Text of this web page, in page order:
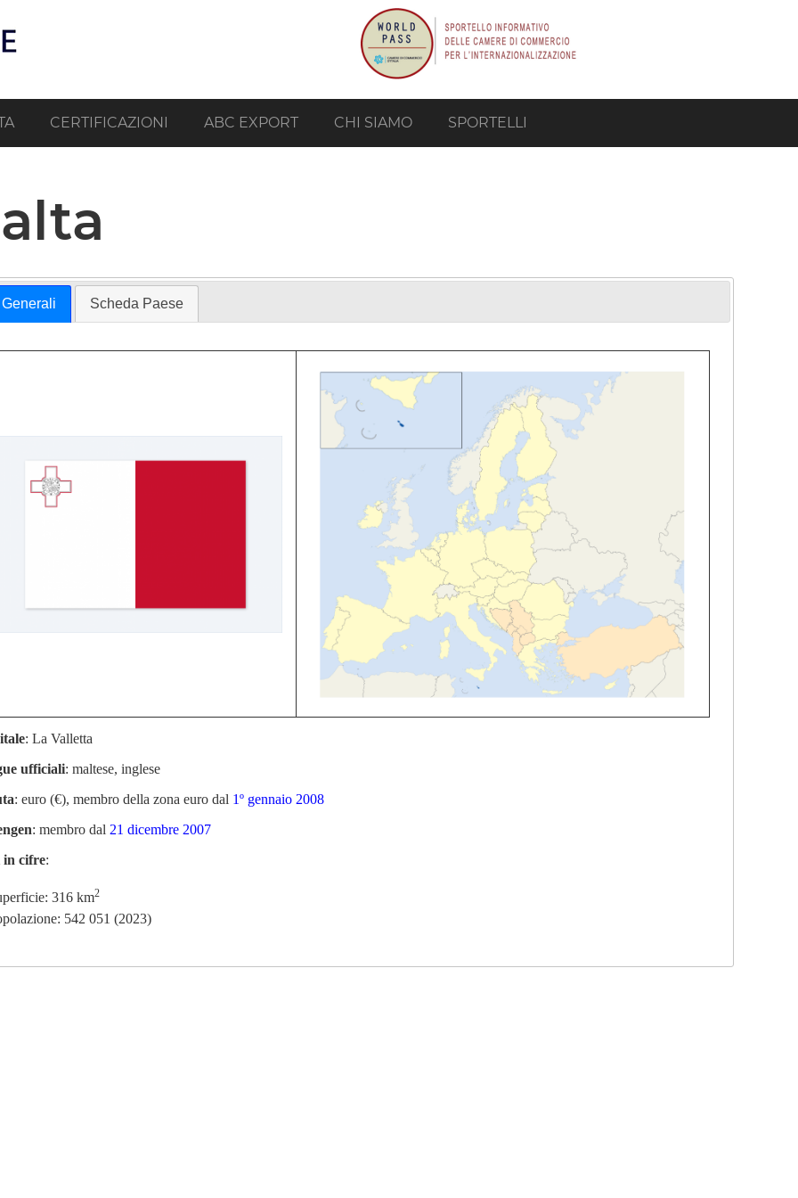
CERTIFICAZIONI ABC EXPORT CHI SIAMO SPORTELLI
Scheda Paese
: La Valletta
ufficiali: maltese, inglese
: euro (€), membro della zona euro dal 1º gennaio 2008
: membro dal 21 dicembre 2007
in cifre:
316 km2
542 051 (2023)